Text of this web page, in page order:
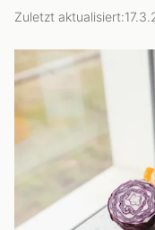
Zuletzt aktualisiert: